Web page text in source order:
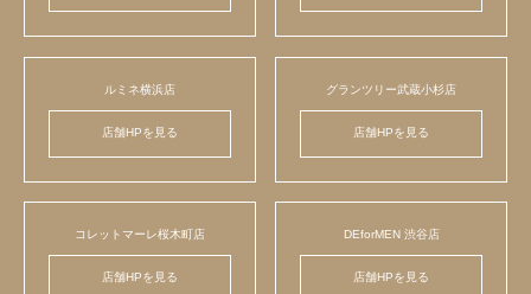
ルミネ横浜店
店舗HPを見る
グランツリー武蔵小杉店
店舗HPを見る
コレットマーレ桜木町店
店舗HPを見る
DEforMEN 渋谷店
店舗HPを見る